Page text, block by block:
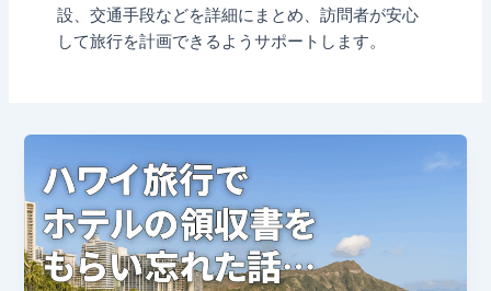
設、交通手段などを詳細にまとめ、訪問者が安心
して旅行を計画できるようサポートします。